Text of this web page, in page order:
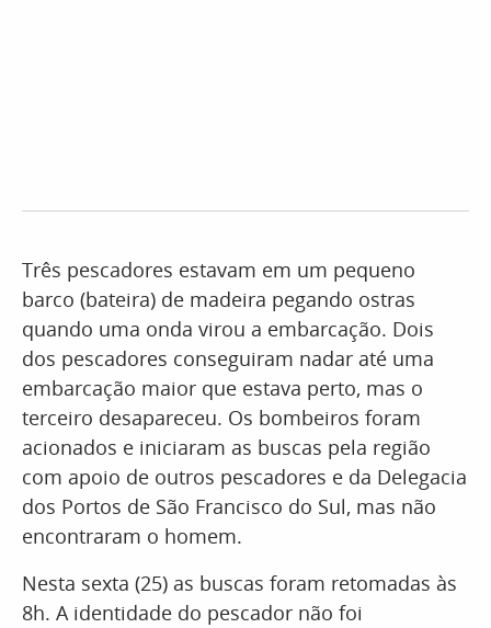
Três pescadores estavam em um pequeno
barco (bateira) de madeira pegando ostras
quando uma onda virou a embarcação. Dois
dos pescadores conseguiram nadar até uma
embarcação maior que estava perto, mas o
terceiro desapareceu. Os bombeiros foram
acionados e iniciaram as buscas pela região
com apoio de outros pescadores e da Delegacia
dos Portos de São Francisco do Sul, mas não
encontraram o homem.
Nesta sexta (25) as buscas foram retomadas às
8h. A identidade do pescador não foi